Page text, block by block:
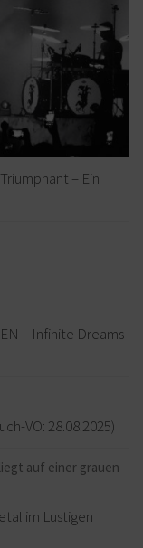
– Ein
– Infinite Dreams
VÖ: 28.08.2025)
im Lustigen